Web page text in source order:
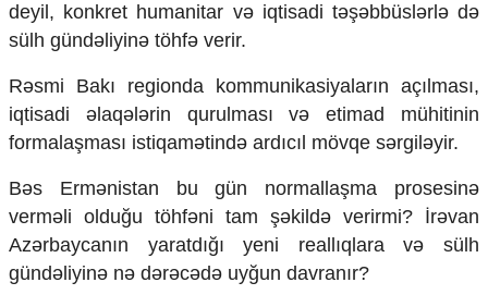
Humanitar
Elm və təhsil
Mədəniyyət
Diaspor
Yüksəliş hekayəsi
Mədəniyyətimizin Zəfəri
Zəfər Diasporu
Səhiyyə
Ailə və uşaq
Turizm
İqtisadiyyat
deyil, konkret humanitar və iqtisadi təşəbbüslərlə də
sülh gündəliyinə töhfə verir.
Rəsmi Bakı regionda kommunikasiyaların açılması,
iqtisadi əlaqələrin qurulması və etimad mühitinin
formalaşması istiqamətində ardıcıl mövqe sərgiləyir.
Bəs Ermənistan bu gün normallaşma prosesinə
verməli olduğu töhfəni tam şəkildə verirmi? İrəvan
Azərbaycanın yaratdığı yeni reallıqlara və sülh
gündəliyinə nə dərəcədə uyğun davranır?